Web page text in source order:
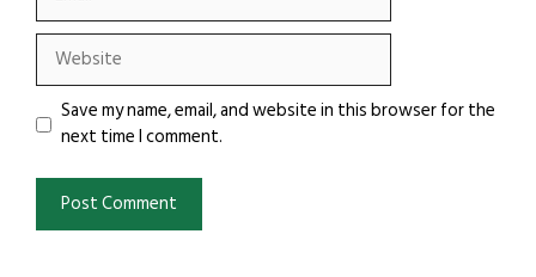
Website
Save my name, email, and website in this browser for the
next time I comment.